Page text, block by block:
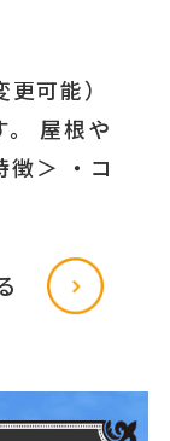
可能）
屋根や
徴＞ ・コ